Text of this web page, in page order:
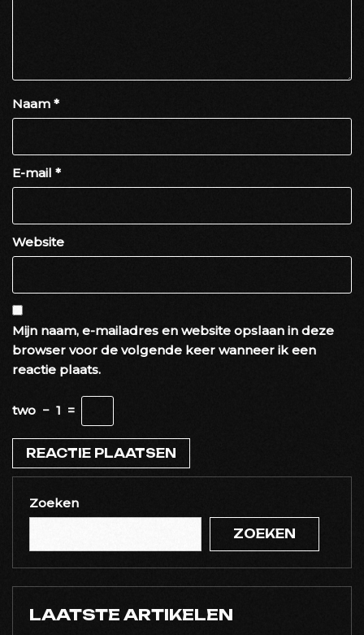
Naam *
E-mail *
Website
Mijn naam, e-mailadres en website opslaan in deze
browser voor de volgende keer wanneer ik een
reactie plaats.
two − 1 =
Zoeken
ZOEKEN
LAATSTE ARTIKELEN